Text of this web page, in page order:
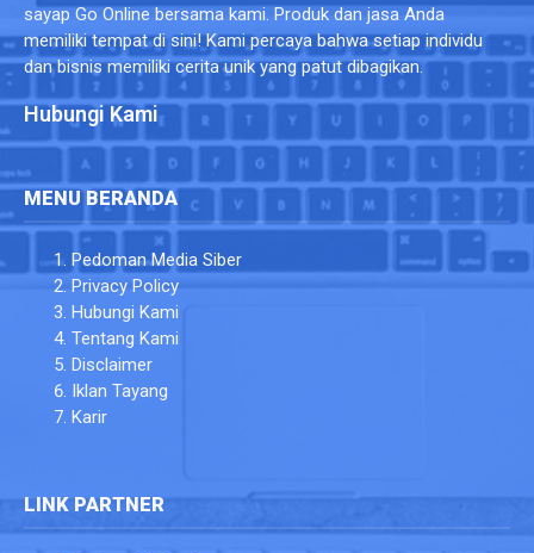
sayap Go Online bersama kami. Produk dan jasa Anda
memiliki tempat di sini! Kami percaya bahwa setiap individu
dan bisnis memiliki cerita unik yang patut dibagikan.
Hubungi Kami
MENU BERANDA
Pedoman Media Siber
Privacy Policy
Hubungi Kami
Tentang Kami
Disclaimer
Iklan Tayang
Karir
LINK PARTNER